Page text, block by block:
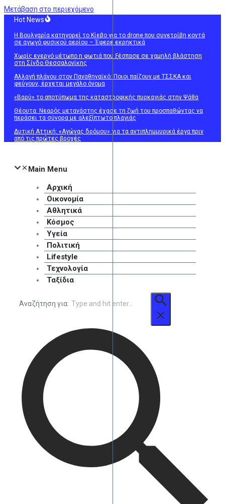
Μετάβαση στο περιεχόμενο
Hot News
Η Βουλγαρία κατηγορεί το Κίεβο για το drone που συνετρίβη κοντά
σε αγωγό φυσικού αερίου – Έφερε εκρηκτικά
Χωρίς ενεργό μέτωπο η φωτιά που ξέσπασε σε χαμηλή βλάστηση
στη Σίνδο Θεσσαλονίκης
Αλλαγή πλάνου στον Παναθηναϊκό: Ποιοι παίζουν με ΤΣΣΚΑ και
φεύγουν, έρχεται μεγάλο όνομα
«Βαρύ» το αποτύπωμα της καταστροφικής πυρκαγιάς στην Ψάθα
Θέουτα: Νεαρός μετανάστης έχασε τη ζωή του προσπαθώντας να
περάσει τα σύνορα με αλεξίπτωτο πλαγιάς
Δυτική Αττική: «Αγώνας δρόμου» για τα αντιπλημμυρικά έργα πριν
από τις πρώτες βροχές
Main Menu
Αρχική
Οικονομία
Αθλητικά
Κόσμος
Υγεία
Πολιτική
Lifestyle
Τεχνολογία
Ταξίδια
Αναζήτηση για: